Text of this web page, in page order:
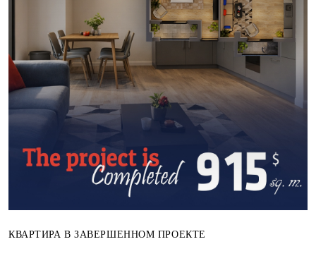
КВАРТИРА В ЗАВЕРШЕННОМ ПРОЕКТЕ